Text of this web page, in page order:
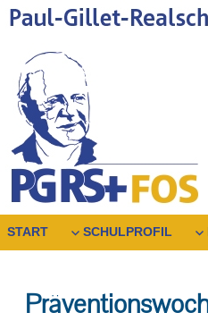
START SCHULPROFIL